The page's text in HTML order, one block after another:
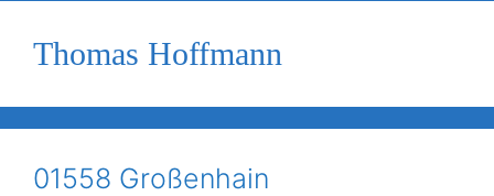
Thomas Hoffmann
01558 Großenhain